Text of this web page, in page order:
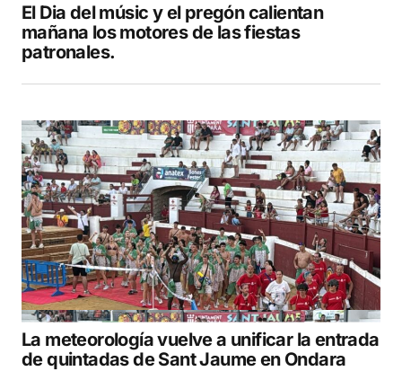
El Dia del músic y el pregón calientan
mañana los motores de las fiestas
patronales.
La meteorología vuelve a unificar la entrada
de quintadas de Sant Jaume en Ondara